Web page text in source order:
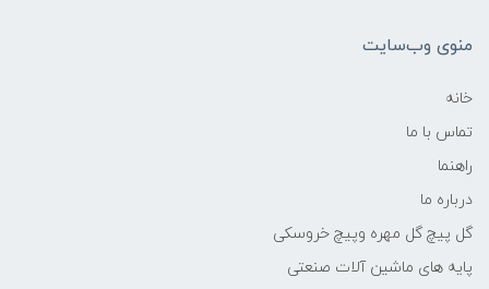
منوی وب‌سایت
خانه
تماس با ما
راهنما
درباره ما
گل پیچ گل مهره وپیچ خروسکی
پایه های ماشین آلات صنعتی